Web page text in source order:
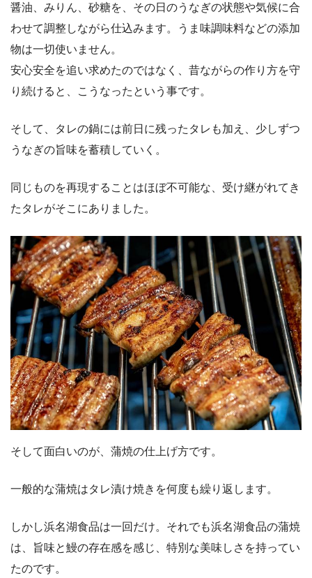
醤油、みりん、砂糖を、その日のうなぎの状態や気候に合
わせて調整しながら仕込みます。うま味調味料などの添加
物は一切使いません。
安心安全を追い求めたのではなく、昔ながらの作り方を守
り続けると、こうなったという事です。
そして、タレの鍋には前日に残ったタレも加え、少しずつ
うなぎの旨味を蓄積していく。
同じものを再現することはほぼ不可能な、受け継がれてき
たタレがそこにありました。
そして面白いのが、蒲焼の仕上げ方です。
一般的な蒲焼はタレ漬け焼きを何度も繰り返します。
しかし浜名湖食品は一回だけ。それでも浜名湖食品の蒲焼
は、旨味と鰻の存在感を感じ、特別な美味しさを持ってい
たのです。